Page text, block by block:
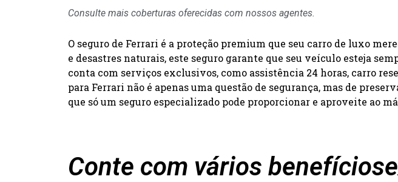
Consulte mais coberturas oferecidas com nossos agentes.
O seguro de Ferrari é a proteção premium que seu carro de luxo
e desastres naturais, este seguro garante que seu veículo esteja
conta com serviços exclusivos, como assistência 24 horas, carro
para Ferrari não é apenas uma questão de segurança, mas de
que só um seguro especializado pode proporcionar e aproveite ao
Conte com vários